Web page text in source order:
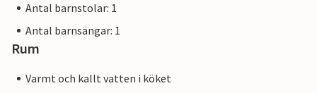
Antal barnstolar: 1
Antal barnsängar: 1
Rum
Varmt och kallt vatten i köket